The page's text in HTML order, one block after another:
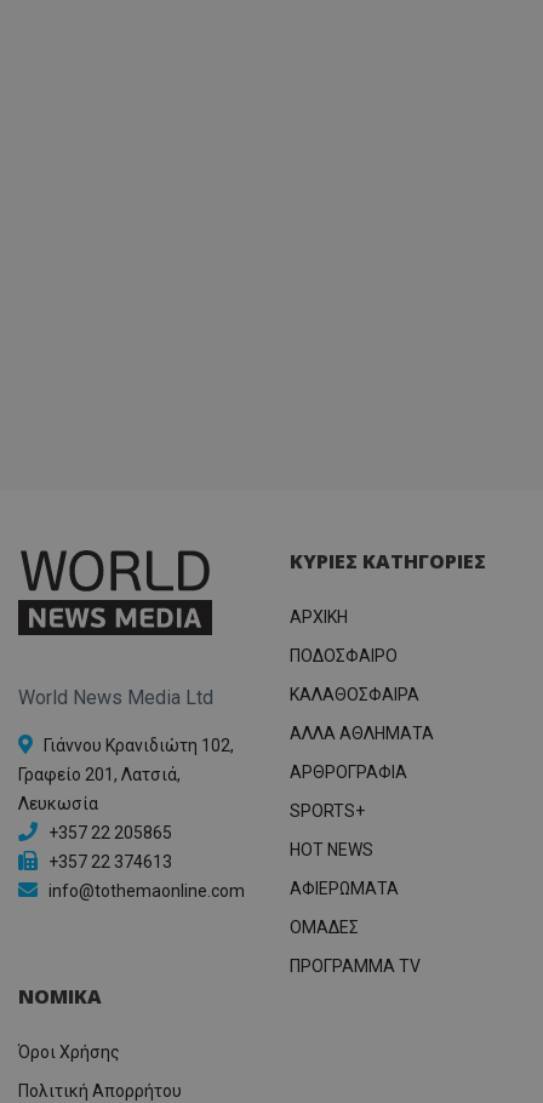
World News Media Ltd
Γιάννου Κρανιδιώτη 102,
Γραφείο 201, Λατσιά,
Λευκωσία
+357 22 205865
+357 22 374613
info@tothemaonline.com
ΚΥΡΙΕΣ ΚΑΤΗΓΟΡΙΕΣ
ΑΡΧΙΚΗ
ΠΟΔΟΣΦΑΙΡΟ
ΚΑΛΑΘΟΣΦΑΙΡΑ
ΑΛΛΑ ΑΘΛΗΜΑΤΑ
ΑΡΘΡΟΓΡΑΦΙΑ
SPORTS+
HOT NEWS
ΑΦΙΕΡΩΜΑΤΑ
ΟΜΑΔΕΣ
ΠΡΟΓΡΑΜΜΑ TV
ΝΟΜΙΚΑ
Όροι Χρήσης
Πολιτική Απορρήτου